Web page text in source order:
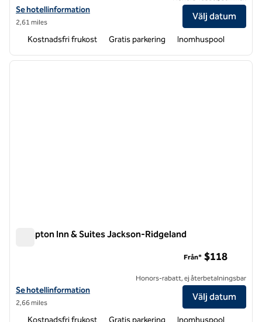
Visa hotelluppgifter för Embassy Suites by Hilton Jackson North
Se hotellinformation
2,61 miles
Välj datum
Kostnadsfri frukost Gratis parkering Inomhuspool
1 av 12
nästa
Hampton Inn & Suites Jackson-Ridgeland
Visa hotelluppgifter för Hampton Inn & Suites Jackson-Ridgeland
Se hotellinformation
2,66 miles
Från* $118
Honors-rabatt, ej återbetalningsbar
Välj datum